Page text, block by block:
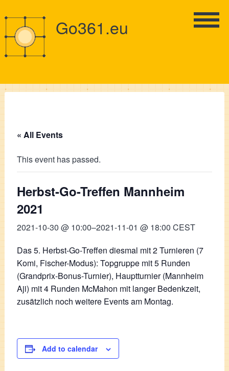
Go361.eu
« All Events
This event has passed.
Herbst-Go-Treffen Mannheim
2021
2021-10-30 @ 10:00–2021-11-01 @ 18:00 CEST
Das 5. Herbst-Go-Treffen diesmal mit 2 Turnieren (7
Komi, Fischer-Modus): Topgruppe mit 5 Runden
(Grandprix-Bonus-Turnier), Hauptturnier (Mannheim
Aji) mit 4 Runden McMahon mit langer Bedenkzeit,
zusätzlich noch weitere Events am Montag.
Add to calendar